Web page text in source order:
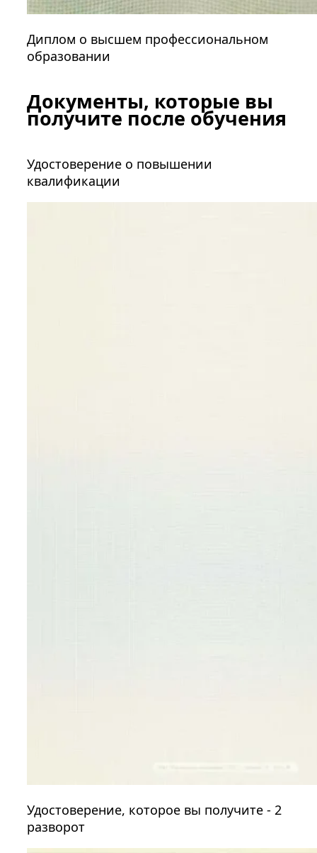
Диплом о высшем профессиональном
образовании
Документы, которые вы
получите после обучения
Удостоверение о повышении
квалификации
Удостоверение, которое вы получите - 2
разворот